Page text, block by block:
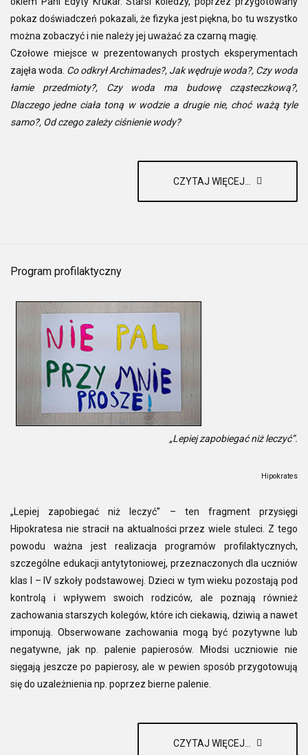
pokaz doświadczeń pokazali, że fizyka jest piękna, bo tu wszystko
można zobaczyć i nie należy jej uważać za czarną magię.
Czołowe miejsce w prezentowanych prostych eksperymentach
zajęła woda. Co odkrył Archimades?, Jak wędruje woda?, Czy woda
łamie przedmioty?, Czy woda ma budowę cząsteczkową?,
Dlaczego jedne ciała toną w wodzie a drugie nie, choć ważą tyle
samo?, Od czego zależy ciśnienie wody?
CZYTAJ WIĘCEJ...
Program profilaktyczny
„Lepiej zapobiegać niż leczyć”.
Hipokrates
„Lepiej zapobiegać niż leczyć” – ten fragment przysięgi
Hipokratesa nie stracił na aktualności przez wiele stuleci. Z tego
powodu ważna jest realizacja programów profilaktycznych,
szczególne edukacji antytytoniowej, przeznaczonych dla uczniów
klas I – IV szkoły podstawowej. Dzieci w tym wieku pozostają pod
kontrolą i wpływem swoich rodziców, ale poznają również
zachowania starszych kolegów, które ich ciekawią, dziwią a nawet
imponują. Obserwowane zachowania mogą być pozytywne lub
negatywne, jak np. palenie papierosów. Młodsi uczniowie nie
sięgają jeszcze po papierosy, ale w pewien sposób przygotowują
się do uzależnienia np. poprzez bierne palenie.
CZYTAJ WIĘCEJ...